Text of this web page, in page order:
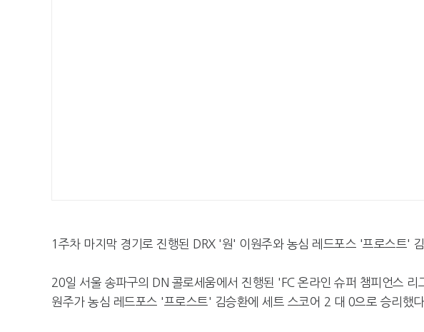
1주차 마지막 경기로 진행된 DRX '원' 이원주와 농심 레드포스 '프로스트'
20일 서울 송파구의 DN 콜로세움에서 진행된 'FC 온라인 슈퍼 챔피언스
원주가 농심 레드포스 '프로스트' 김승환에 세트 스코어 2 대 0으로 승리했다.